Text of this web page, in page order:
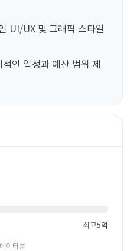
UI/UX 및 그래픽 스타일
인 일정과 예산 범위 제
최고5억
이터를